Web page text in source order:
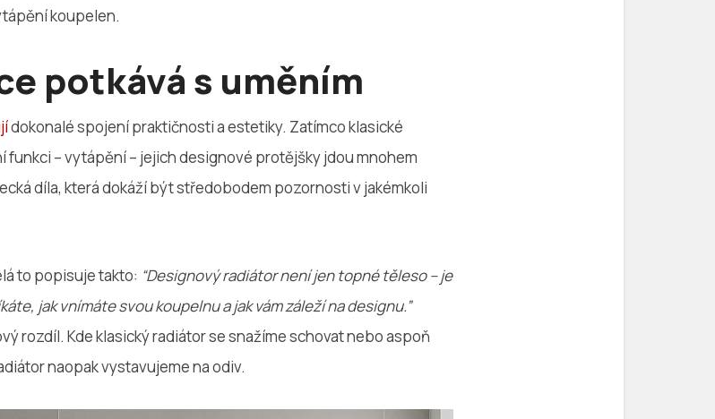
koupelen.
potkává s uměním
dokonalé spojení praktičnosti a estetiky. Zatímco klasické
funkci – vytápění – jejich designové protějšky jdou mnohem
díla, která dokáží být středobodem pozornosti v jakémkoli
to popisuje takto: “Designový radiátor není jen topné těleso – je
jak vnímáte svou koupelnu a jak vám záleží na designu.”
rozdíl. Kde klasický radiátor se snažíme schovat nebo aspoň
naopak vystavujeme na odiv.